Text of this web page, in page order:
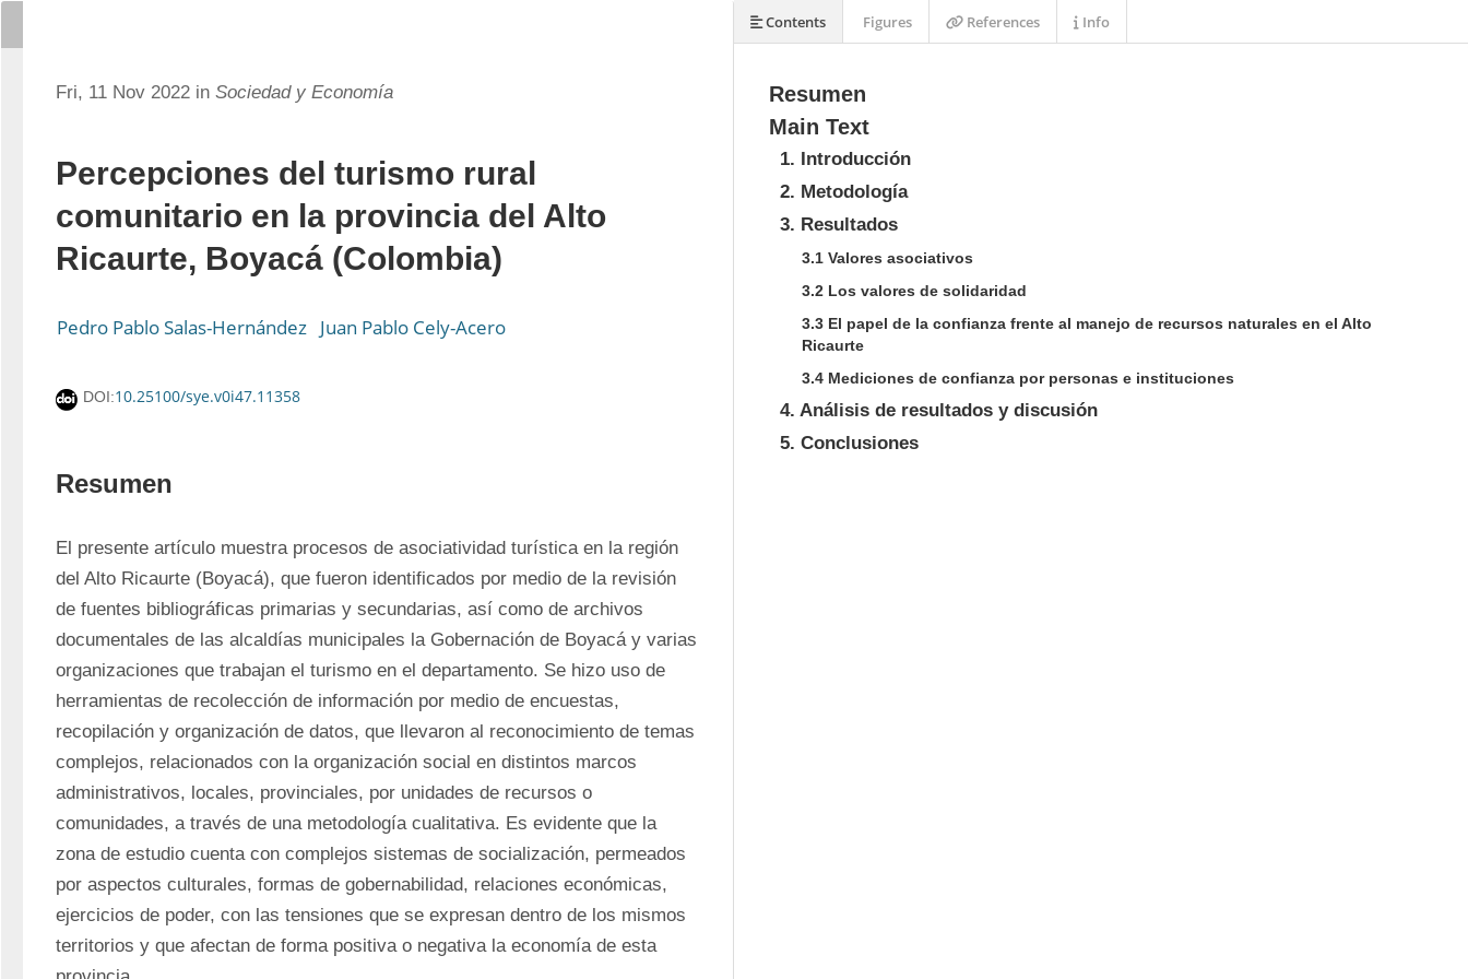
Fri, 11 Nov 2022 in Sociedad y Economía
Percepciones del turismo rural
comunitario en la provincia del Alto
Ricaurte, Boyacá (Colombia)
Pedro Pablo Salas-Hernández Juan Pablo Cely-Acero
DOI:10.25100/sye.v0i47.11358
Resumen
El presente artículo muestra procesos de asociatividad turística en la región
del Alto Ricaurte (Boyacá), que fueron identificados por medio de la revisión
de fuentes bibliográficas primarias y secundarias, así como de archivos
documentales de las alcaldías municipales la Gobernación de Boyacá y varias
organizaciones que trabajan el turismo en el departamento. Se hizo uso de
herramientas de recolección de información por medio de encuestas,
recopilación y organización de datos, que llevaron al reconocimiento de temas
complejos, relacionados con la organización social en distintos marcos
administrativos, locales, provinciales, por unidades de recursos o
comunidades, a través de una metodología cualitativa. Es evidente que la
zona de estudio cuenta con complejos sistemas de socialización, permeados
por aspectos culturales, formas de gobernabilidad, relaciones económicas,
ejercicios de poder, con las tensiones que se expresan dentro de los mismos
territorios y que afectan de forma positiva o negativa la economía de esta
Resumen
Main Text
1. Introducción
2. Metodología
3. Resultados
3.1 Valores asociativos
3.2 Los valores de solidaridad
3.3 El papel de la confianza frente al manejo de recursos naturales en el Alto
Ricaurte
3.4 Mediciones de confianza por personas e instituciones
4. Análisis de resultados y discusión
5. Conclusiones
Contents Figures References Info